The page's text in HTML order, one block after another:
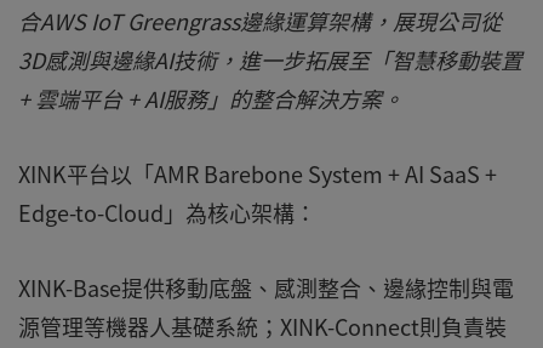
合AWS IoT Greengrass邊緣運算架構，展現公司從
3D感測與邊緣AI技術，進一步拓展至「智慧移動裝置
+ 雲端平台 + AI服務」的整合解決方案。
XINK平台以「AMR Barebone System + AI SaaS +
Edge-to-Cloud」為核心架構：
XINK-Base提供移動底盤、感測整合、邊緣控制與電
源管理等機器人基礎系統；XINK-Connect則負責裝